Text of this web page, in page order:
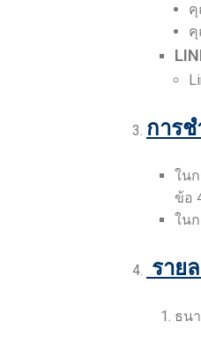
คุ
คุ
3. การช
ใน
ข้อ
ใน
4. ราย
ธน